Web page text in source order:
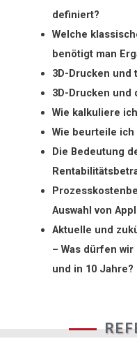
definiert?
Welche
benötigt man
3D-Drucken
3D-Drucken und
Wie kalkuliere
Wie beurteile
Die Bedeutung
Auswahl von
Aktuelle und
– Was dürfen
und in 10 Jahre?